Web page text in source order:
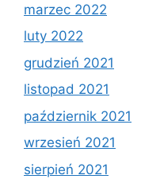
marzec 2022
luty 2022
grudzień 2021
listopad 2021
październik 2021
wrzesień 2021
sierpień 2021